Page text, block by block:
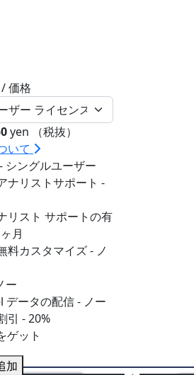
価格
yen （税抜）
いて
シングルユーザー
ナリストサポート -
リスト サポートの有
月
料カスタマイズ - ノ
ー
データの配信 - ノー
引 - 20%
ゲット
加